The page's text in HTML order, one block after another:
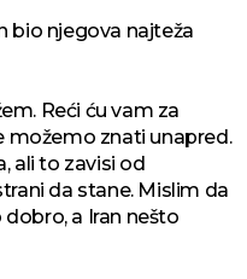
bio njegova najteža
Reći ću vam za
možemo znati unapred.
ali to zavisi od
da stane. Mislim da
a Iran nešto